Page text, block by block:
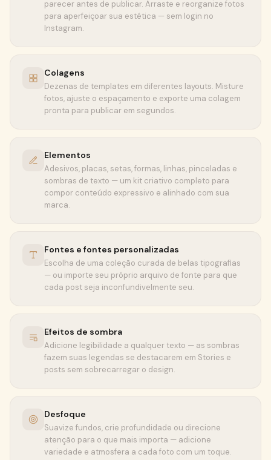
parecer antes de publicar. Arraste e reorganize fotos
para aperfeiçoar sua estética — sem login no
Instagram.
Colagens
Dezenas de templates em diferentes layouts. Misture
fotos, ajuste o espaçamento e exporte uma colagem
pronta para publicar em segundos.
Elementos
Adesivos, placas, setas, formas, linhas, pinceladas e
sombras de texto — um kit criativo completo para
compor conteúdo expressivo e alinhado com sua
marca.
Fontes e fontes personalizadas
Escolha de uma coleção curada de belas tipografias
— ou importe seu próprio arquivo de fonte para que
cada post seja inconfundivelmente seu.
Efeitos de sombra
Adicione legibilidade a qualquer texto — as sombras
fazem suas legendas se destacarem em Stories e
posts sem sobrecarregar o design.
Desfoque
Suavize fundos, crie profundidade ou direcione
atenção para o que mais importa — adicione
variedade e atmosfera a cada foto com um toque.